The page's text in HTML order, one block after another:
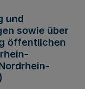
und
sowie über
öffentlichen